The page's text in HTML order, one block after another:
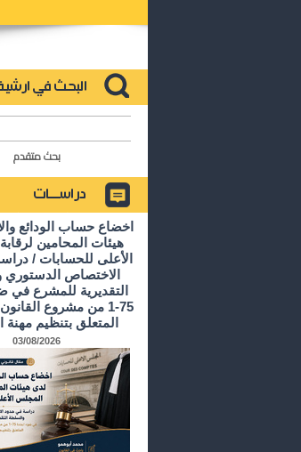
بحث متقدم
اخضاع حساب الودائع
هيئات المحامين
الأعلى للحسابات /
الاختصاص الدستوري
التقديرية للمشرع في
المتعلق بتنظيم مهنة
03/08/2026